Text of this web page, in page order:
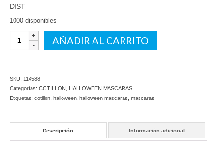
DIST
1000 disponibles
HALLOW
PAYASO
AÑADIR AL CARRITO
SKU: 114588
Categorías: COTILLON
HALLOWEEN MASCARAS
Etiquetas: cotillon halloween halloween mascaras mascaras
Descripción Información adicional